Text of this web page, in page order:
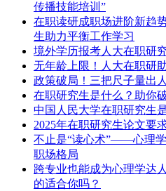
传播技能培训”
在职读研成职场进阶新趋
生助力平衡工作学习
境外学历报考人大在职研
无年龄上限！人大在职研
政策破局！三把尺子量出
在职研究生是什么？助你
中国人民大学在职研究生
2025年在职研究生论文要
不止是“读心术”——心理
职场格局
跨专业也能成为心理学达
的适合你吗？